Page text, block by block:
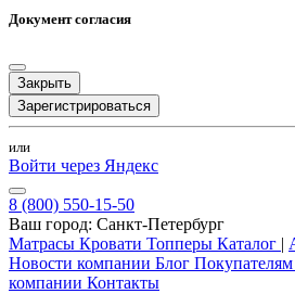
Документ согласия
Закрыть
Зарегистрироваться
или
Войти через Яндекс
8 (800) 550-15-50
Ваш город: Санкт-Петербург
Матрасы Кровати Топперы Каталог |
Новости компании Блог Покупателям
компании Контакты